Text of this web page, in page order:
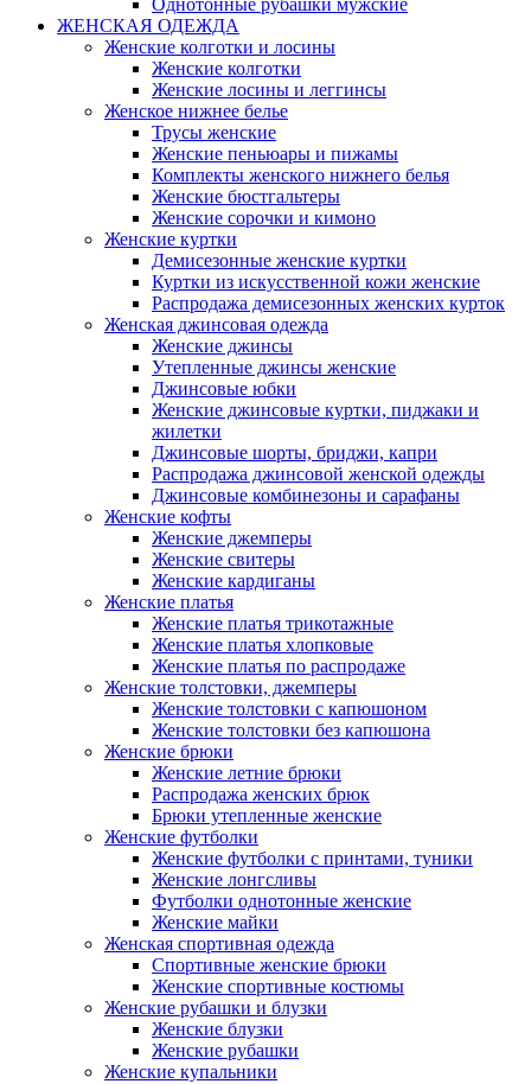
Однотонные рубашки мужские
ЖЕНСКАЯ ОДЕЖДА
Женские колготки и лосины
Женские колготки
Женские лосины и леггинсы
Женское нижнее белье
Трусы женские
Женские пеньюары и пижамы
Комплекты женского нижнего белья
Женские бюстгальтеры
Женские сорочки и кимоно
Женские куртки
Демисезонные женские куртки
Куртки из искусственной кожи женские
Распродажа демисезонных женских курток
Женская джинсовая одежда
Женские джинсы
Утепленные джинсы женские
Джинсовые юбки
Женские джинсовые куртки, пиджаки и
жилетки
Джинсовые шорты, бриджи, капри
Распродажа джинсовой женской одежды
Джинсовые комбинезоны и сарафаны
Женские кофты
Женские джемперы
Женские свитеры
Женские кардиганы
Женские платья
Женские платья трикотажные
Женские платья хлопковые
Женские платья по распродаже
Женские толстовки, джемперы
Женские толстовки с капюшоном
Женские толстовки без капюшона
Женские брюки
Женские летние брюки
Распродажа женских брюк
Брюки утепленные женские
Женские футболки
Женские футболки с принтами, туники
Женские лонгсливы
Футболки однотонные женские
Женские майки
Женская спортивная одежда
Спортивные женские брюки
Женские спортивные костюмы
Женские рубашки и блузки
Женские блузки
Женские рубашки
Женские купальники